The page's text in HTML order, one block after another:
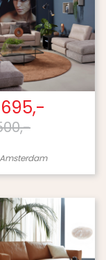
Amsterdam